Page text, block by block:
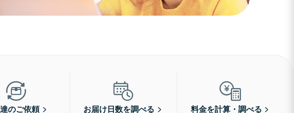
のご依頼 お届け日数を調べる 料金を計算・調べる